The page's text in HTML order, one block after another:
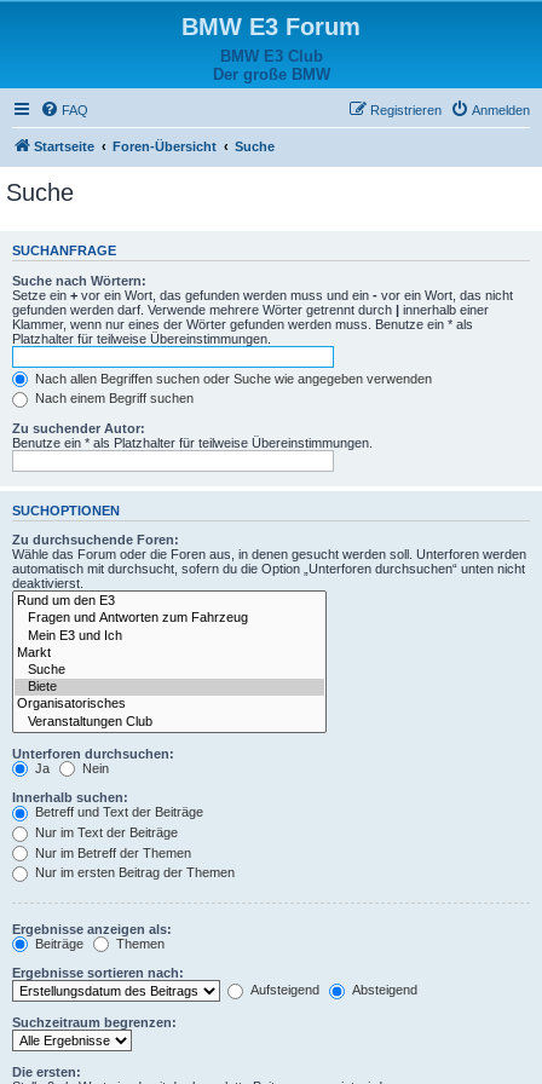
BMW E3 Forum
BMW E3 Club
Der große BMW
FAQ Anmelden
Registrieren
Startseite Foren-Übersicht Suche
Suche
SUCHANFRAGE
Suche nach Wörtern:
Setze ein + vor ein Wort, das gefunden werden muss und ein - vor ein Wort, das nicht
gefunden werden darf. Verwende mehrere Wörter getrennt durch | innerhalb einer
Klammer, wenn nur eines der Wörter gefunden werden muss. Benutze ein * als
Platzhalter für teilweise Übereinstimmungen.
Nach allen Begriffen suchen oder Suche wie angegeben verwenden
Nach einem Begriff suchen
Zu suchender Autor:
Benutze ein * als Platzhalter für teilweise Übereinstimmungen.
SUCHOPTIONEN
Zu durchsuchende Foren:
Wähle das Forum oder die Foren aus, in denen gesucht werden soll. Unterforen werden
automatisch mit durchsucht, sofern du die Option „Unterforen durchsuchen“ unten nicht
deaktivierst.
Unterforen durchsuchen:
Ja
Nein
Innerhalb suchen:
Betreff und Text der Beiträge
Nur im Text der Beiträge
Nur im Betreff der Themen
Nur im ersten Beitrag der Themen
Ergebnisse anzeigen als:
Beiträge
Themen
Ergebnisse sortieren nach:
Aufsteigend
Absteigend
Suchzeitraum begrenzen:
Die ersten: